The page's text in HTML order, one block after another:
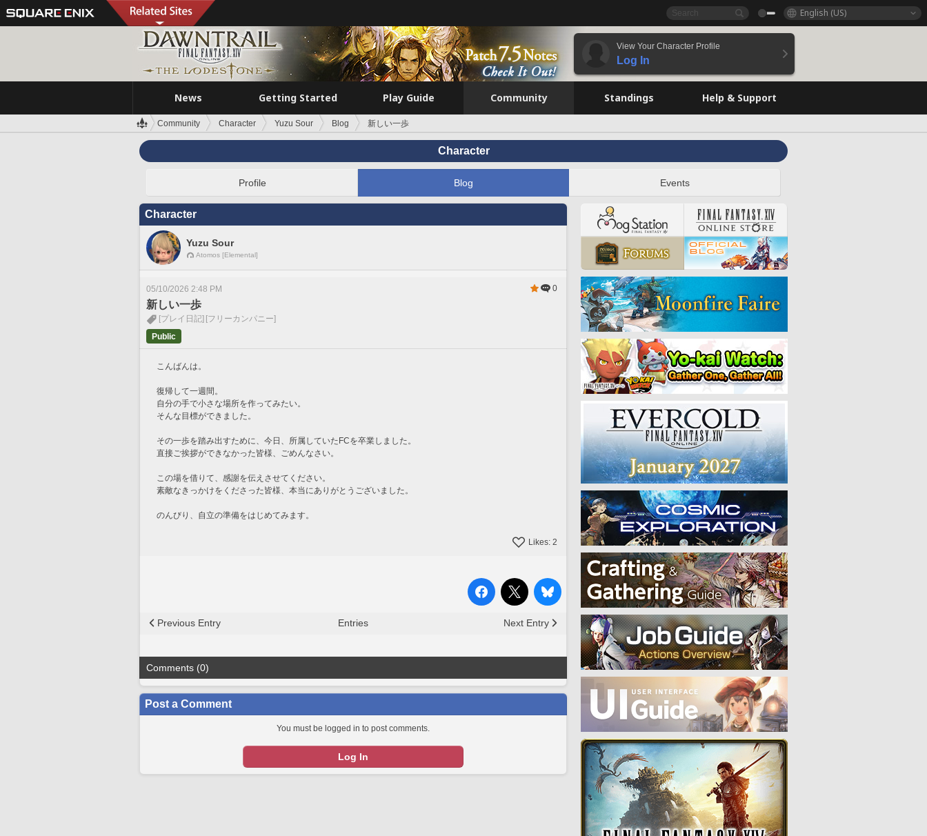
English (US)
View Your Character Profile
Log In
News Getting Started Play Guide Community Standings Help & Support
Community Character Yuzu Sour Blog 新しい一歩
Character
Profile Blog Events
Character
Yuzu Sour
Atomos [Elemental]
05/10/2026 2:48 PM 0
新しい一歩
[プレイ日記] [フリーカンパニー]
Public
こんばんは。
復帰して一週間。
自分の手で小さな場所を作ってみたい。
そんな目標ができました。
その一歩を踏み出すために、今日、所属していたFCを卒業しました。
直接ご挨拶ができなかった皆様、ごめんなさい。
この場を借りて、感謝を伝えさせてください。
素敵なきっかけをくださった皆様、本当にありがとうございました。
のんびり、自立の準備をはじめてみます。
Likes: 2
Previous Entry Entries Next Entry
Comments (0)
Post a Comment
You must be logged in to post comments.
Log In